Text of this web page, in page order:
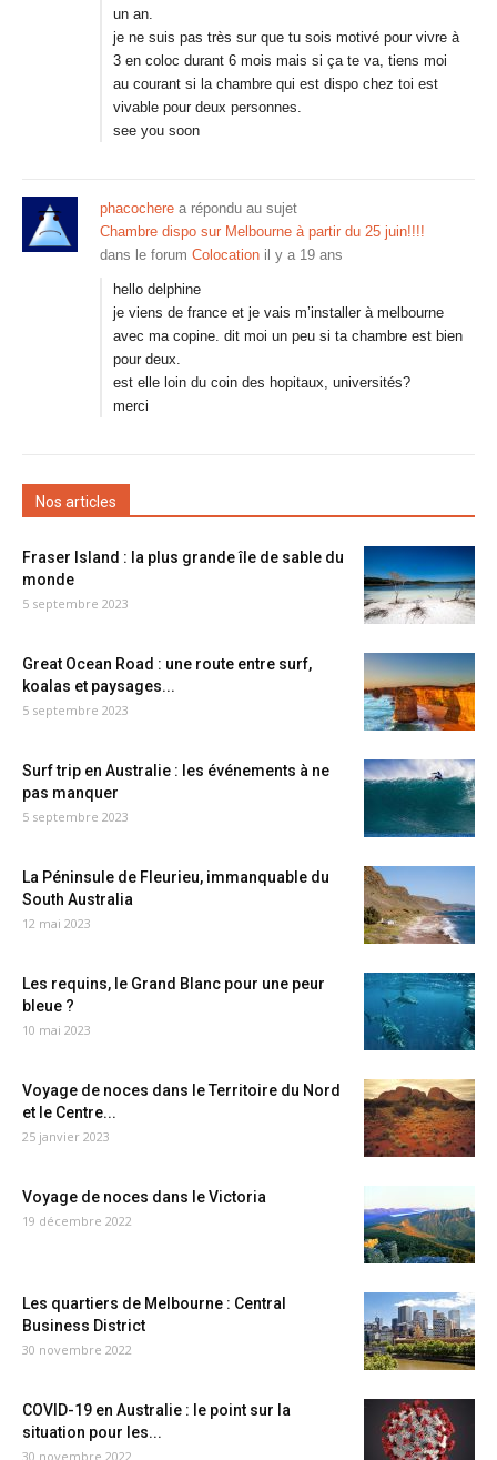
un an.
je ne suis pas très sur que tu sois motivé pour vivre à
3 en coloc durant 6 mois mais si ça te va, tiens moi
au courant si la chambre qui est dispo chez toi est
vivable pour deux personnes.
see you soon
phacochere a répondu au sujet
Chambre dispo sur Melbourne à partir du 25 juin!!!!
dans le forum Colocation il y a 19 ans
hello delphine
je viens de france et je vais m’installer à melbourne
avec ma copine. dit moi un peu si ta chambre est bien
pour deux.
est elle loin du coin des hopitaux, universités?
merci
Nos articles
Fraser Island : la plus grande île de sable du
monde
5 septembre 2023
Great Ocean Road : une route entre surf,
koalas et paysages...
5 septembre 2023
Surf trip en Australie : les événements à ne
pas manquer
5 septembre 2023
La Péninsule de Fleurieu, immanquable du
South Australia
12 mai 2023
Les requins, le Grand Blanc pour une peur
bleue ?
10 mai 2023
Voyage de noces dans le Territoire du Nord
et le Centre...
25 janvier 2023
Voyage de noces dans le Victoria
19 décembre 2022
Les quartiers de Melbourne : Central
Business District
30 novembre 2022
COVID-19 en Australie : le point sur la
situation pour les...
30 novembre 2022